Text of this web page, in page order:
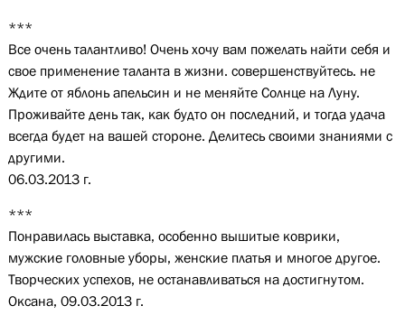
***
Все очень талантливо! Очень хочу вам пожелать найти себя и
свое применение таланта в жизни. совершенствуйтесь. не
Ждите от яблонь апельсин и не меняйте Солнце на Луну.
Проживайте день так, как будто он последний, и тогда удача
всегда будет на вашей стороне. Делитесь своими знаниями с
другими.
06.03.2013 г.
***
Понравилась выставка, особенно вышитые коврики,
мужские головные уборы, женские платья и многое другое.
Творческих успехов, не останавливаться на достигнутом.
Оксана, 09.03.2013 г.